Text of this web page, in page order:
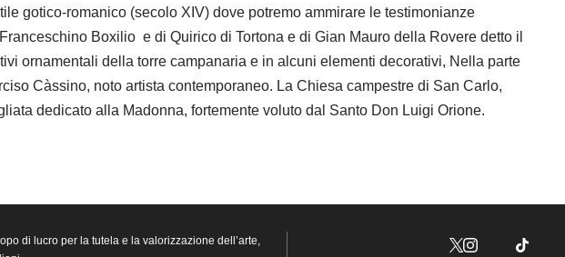
gotico-romanico (secolo XIV) dove potremo ammirare le testimonianze
Boxilio e di Quirico di Tortona e di Gian Mauro della Rovere detto il
ornamentali della torre campanaria e in alcuni elementi decorativi, Nella parte
Càssino, noto artista contemporaneo. La Chiesa campestre di San Carlo,
dedicato alla Madonna, fortemente voluto dal Santo Don Luigi Orione.
di lucro per la tutela e la valorizzazione dell’arte,